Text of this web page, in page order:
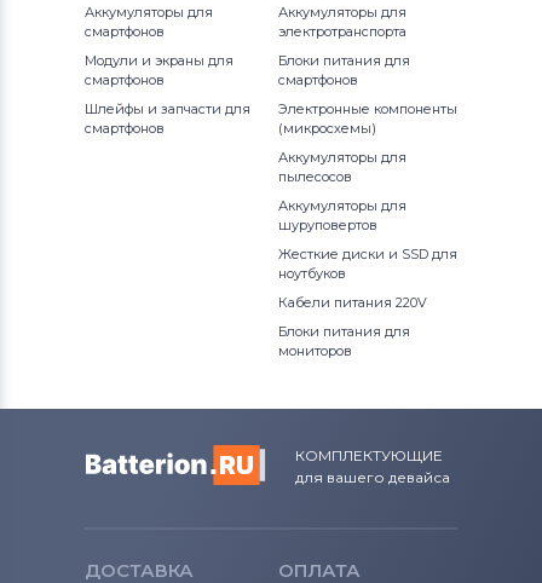
Аккумуляторы для
смартфонов
Модули и экраны для
смартфонов
Шлейфы и запчасти для
смартфонов
Аккумуляторы для
электротранспорта
Блоки питания для
смартфонов
Электронные компоненты
(микросхемы)
Аккумуляторы для
пылесосов
Аккумуляторы для
шуруповертов
Жесткие диски и SSD для
ноутбуков
Кабели питания 220V
Блоки питания для
мониторов
КОМПЛЕКТУЮЩИЕ
для вашего девайса
ДОСТАВКА
ОПЛАТА